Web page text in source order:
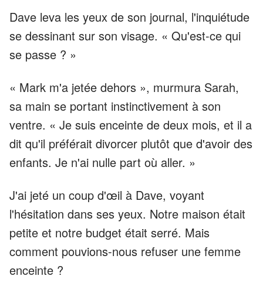
Dave leva les yeux de son journal, l'inquiétude
se dessinant sur son visage. « Qu'est-ce qui
se passe ? »
« Mark m'a jetée dehors », murmura Sarah,
sa main se portant instinctivement à son
ventre. « Je suis enceinte de deux mois, et il a
dit qu'il préférait divorcer plutôt que d'avoir des
enfants. Je n'ai nulle part où aller. »
J'ai jeté un coup d'œil à Dave, voyant
l'hésitation dans ses yeux. Notre maison était
petite et notre budget était serré. Mais
comment pouvions-nous refuser une femme
enceinte ?